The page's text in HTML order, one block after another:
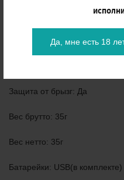
Да, мне есть 18
Цвет: Черный
Защита от брызг: Да
Вес брутто: 35г
Вес нетто: 35г
Батарейки: USB(в комплекте)